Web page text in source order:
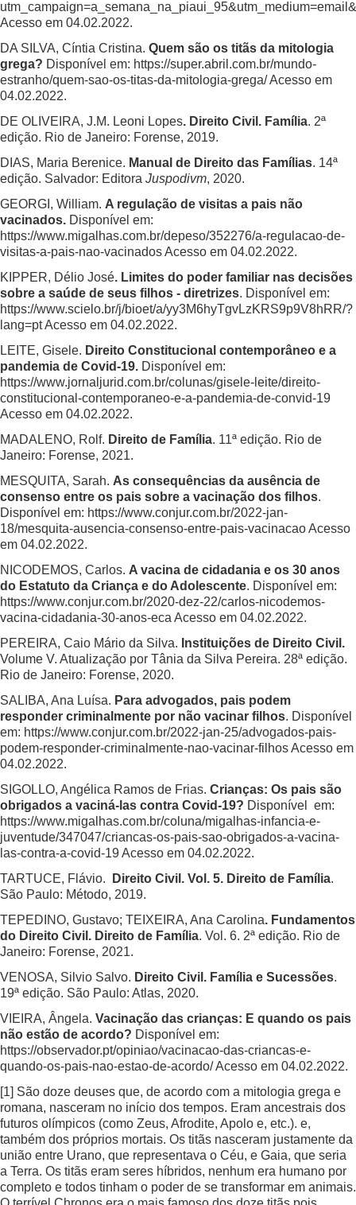
Acesso em 04.02.2022.
DA SILVA, Cíntia Cristina. Quem são os titãs da mitologia
grega? Disponível em: https://super.abril.com.br/mundo-
estranho/quem-sao-os-titas-da-mitologia-grega/Acesso em
04.02.2022.
DE OLIVEIRA, J.M. Leoni Lopes. Direito Civil. Família. 2ª
edição. Rio de Janeiro: Forense, 2019.
DIAS, Maria Berenice. Manual de Direito das Famílias. 14ª
edição. Salvador: Editora Juspodivm, 2020.
GEORGI, William. A regulação de visitas a pais não
vacinados. Disponível em:
https://www.migalhas.com.br/depeso/352276/a-regulacao-de-
visitas-a-pais-nao-vacinadosAcesso em 04.02.2022.
KIPPER, Délio José. Limites do poder familiar nas decisões
sobre a saúde de seus filhos - diretrizes. Disponível em:
https://www.scielo.br/j/bioet/a/yy3M6hyTgvLzKRS9p9V8hRR/?
lang=ptAcesso em 04.02.2022.
LEITE, Gisele. Direito Constitucional contemporâneo e a
pandemia de Covid-19. Disponível em:
https://www.jornaljurid.com.br/colunas/gisele-leite/direito-
constitucional-contemporaneo-e-a-pandemia-de-convid-19
Acesso em 04.02.2022.
MADALENO, Rolf. Direito de Família. 11ª edição. Rio de
Janeiro: Forense, 2021.
MESQUITA, Sarah. As consequências da ausência de
consenso entre os pais sobre a vacinação dos filhos.
Disponível em: https://www.conjur.com.br/2022-jan-
18/mesquita-ausencia-consenso-entre-pais-vacinacao Acesso
em 04.02.2022.
NICODEMOS, Carlos. A vacina de cidadania e os 30 anos
do Estatuto da Criança e do Adolescente. Disponível em:
https://www.conjur.com.br/2020-dez-22/carlos-nicodemos-
vacina-cidadania-30-anos-eca Acesso em 04.02.2022.
PEREIRA, Caio Mário da Silva. Instituições de Direito Civil.
Volume V. Atualização por Tânia da Silva Pereira. 28ª edição.
Rio de Janeiro: Forense, 2020.
SALIBA, Ana Luísa. Para advogados, pais podem
responder criminalmente por não vacinar filhos. Disponível
em: https://www.conjur.com.br/2022-jan-25/advogados-pais-
podem-responder-criminalmente-nao-vacinar-filhosAcesso em
04.02.2022.
SIGOLLO, Angélica Ramos de Frias. Crianças: Os pais são
obrigados a vaciná-las contra Covid-19? Disponível em:
https://www.migalhas.com.br/coluna/migalhas-infancia-e-
juventude/347047/criancas-os-pais-sao-obrigados-a-vacina-
las-contra-a-covid-19 Acesso em 04.02.2022.
TARTUCE, Flávio.
Direito Civil. Vol. 5. Direito de Família.
São Paulo: Método, 2019.
TEPEDINO, Gustavo; TEIXEIRA, Ana Carolina. Fundamentos
do Direito Civil. Direito de Família. Vol. 6. 2ª edição. Rio de
Janeiro: Forense, 2021.
VENOSA, Silvio Salvo. Direito Civil. Família e Sucessões.
19ª edição. São Paulo: Atlas, 2020.
VIEIRA, Ângela. Vacinação das crianças: E quando os pais
não estão de acordo? Disponível em:
https://observador.pt/opiniao/vacinacao-das-criancas-e-
quando-os-pais-nao-estao-de-acordo/Acesso em 04.02.2022.
[1] São doze deuses que, de acordo com a mitologia grega e
romana, nasceram no início dos tempos. Eram ancestrais dos
futuros olímpicos (como Zeus, Afrodite, Apolo e, etc.). e,
também dos próprios mortais. Os titãs nasceram justamente da
união entre Urano, que representava o Céu, e Gaia, que seria
a Terra. Os titãs eram seres híbridos, nenhum era humano por
completo e todos tinham o poder de se transformar em animais.